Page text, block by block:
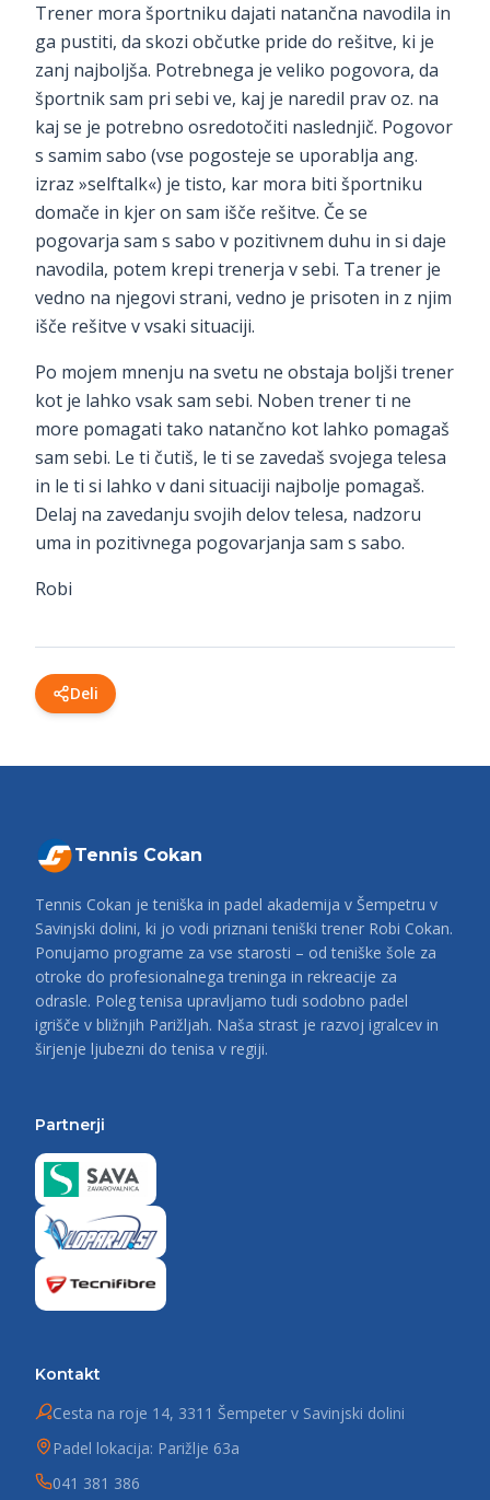
Trener mora športniku dajati natančna navodila in
ga pustiti, da skozi občutke pride do rešitve, ki je
zanj najboljša. Potrebnega je veliko pogovora, da
športnik sam pri sebi ve, kaj je naredil prav oz. na
kaj se je potrebno osredotočiti naslednjič. Pogovor
s samim sabo (vse pogosteje se uporablja ang.
izraz »selftalk«) je tisto, kar mora biti športniku
domače in kjer on sam išče rešitve. Če se
pogovarja sam s sabo v pozitivnem duhu in si daje
navodila, potem krepi trenerja v sebi. Ta trener je
vedno na njegovi strani, vedno je prisoten in z njim
išče rešitve v vsaki situaciji.
Po mojem mnenju na svetu ne obstaja boljši trener
kot je lahko vsak sam sebi. Noben trener ti ne
more pomagati tako natančno kot lahko pomagaš
sam sebi. Le ti čutiš, le ti se zavedaš svojega telesa
in le ti si lahko v dani situaciji najbolje pomagaš.
Delaj na zavedanju svojih delov telesa, nadzoru
uma in pozitivnega pogovarjanja sam s sabo.
Robi
Deli
Tennis Cokan
Tennis Cokan je teniška in padel akademija v Šempetru v
Savinjski dolini, ki jo vodi priznani teniški trener Robi Cokan.
Ponujamo programe za vse starosti – od teniške šole za
otroke do profesionalnega treninga in rekreacije za
odrasle. Poleg tenisa upravljamo tudi sodobno padel
igrišče v bližnjih Parižljah. Naša strast je razvoj igralcev in
širjenje ljubezni do tenisa v regiji.
Partnerji
Kontakt
Cesta na roje 14, 3311 Šempeter v Savinjski dolini
Padel lokacija: Parižlje 63a
041 381 386